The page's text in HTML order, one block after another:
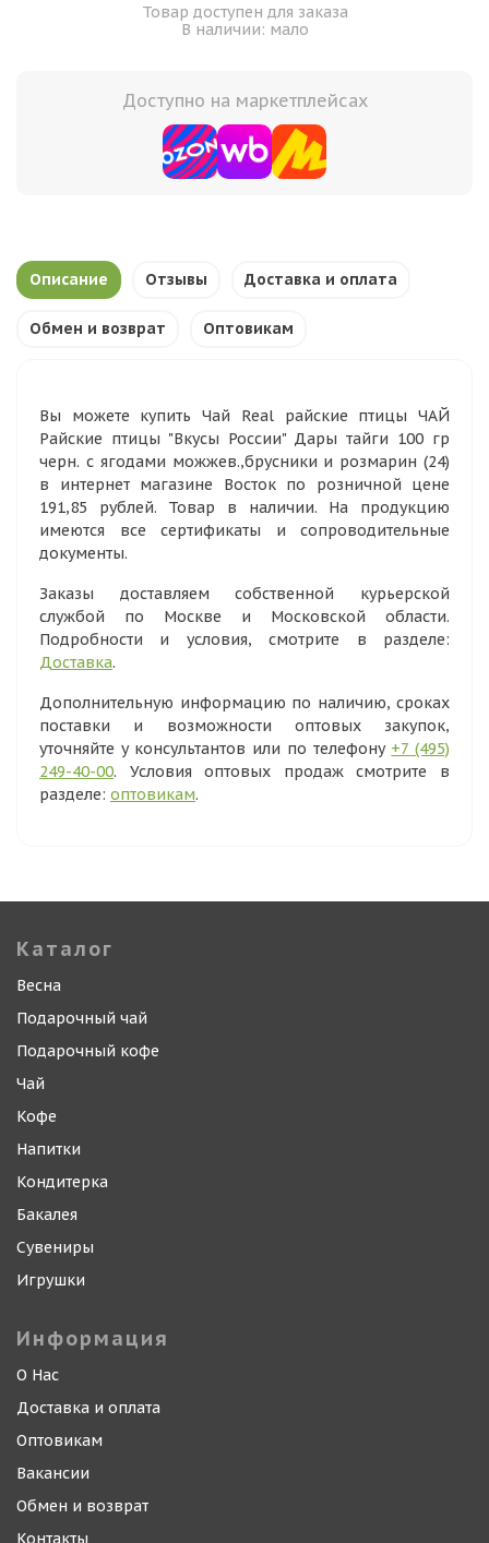
Товар доступен для заказа
В наличии: мало
Доступно на маркетплейсах
Описание Отзывы Доставка и оплата
Обмен и возврат Оптовикам
Вы можете купить Чай Real райские птицы ЧАЙ
Райские птицы "Вкусы России" Дары тайги 100 гр
черн. с ягодами можжев.,брусники и розмарин (24)
в интернет магазине Восток по розничной цене
191,85 рублей. Товар в наличии. На продукцию
имеются все сертификаты и сопроводительные
документы.
Заказы доставляем собственной курьерской
службой по Москве и Московской области.
Подробности и условия, смотрите в разделе:
Доставка.
Дополнительную информацию по наличию, сроках
поставки и возможности оптовых закупок,
уточняйте у консультантов или по телефону +7 (495)
249-40-00. Условия оптовых продаж смотрите в
разделе: оптовикам.
Каталог
Весна
Подарочный чай
Подарочный кофе
Чай
Кофе
Напитки
Кондитерка
Бакалея
Сувениры
Игрушки
Информация
О Нас
Доставка и оплата
Оптовикам
Вакансии
Обмен и возврат
Контакты